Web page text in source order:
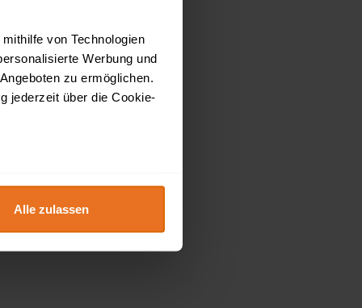
von Technologien
Werbung und
zu ermöglichen.
jederzeit über die Cookie-
Präferenzen im
anbieten zu können
Verwendung unserer
Alle zulassen